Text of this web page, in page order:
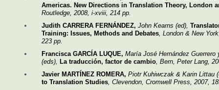
Americas. New Directions in Translation Theory, London
Routledge, 2008, i-xviii, 214 pp.
Judith CARRERA FERNÁNDEZ, John Kearns (ed),
Training: Issues, Methods and Debates, London & New
223 pp.
Francisca GARCÍA LUQUE, María José Hernández Guerrero
(eds), La traducción, factor de cambio, Bern, Peter Lang,
Javier MARTÍNEZ ROMERA, Piotr Kuhiwczak & Karin Littau
to Translation Studies, Clevendon, Cromwell Press, 2007,